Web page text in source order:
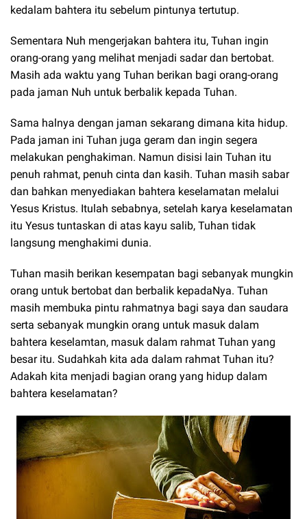
kedalam bahtera itu sebelum pintunya tertutup.
Sementara Nuh mengerjakan bahtera itu, Tuhan ingin
orang-orang yang melihat menjadi sadar dan bertobat.
Masih ada waktu yang Tuhan berikan bagi orang-orang
pada jaman Nuh untuk berbalik kepada Tuhan.
Sama halnya dengan jaman sekarang dimana kita hidup.
Pada jaman ini Tuhan juga geram dan ingin segera
melakukan penghakiman. Namun disisi lain Tuhan itu
penuh rahmat, penuh cinta dan kasih. Tuhan masih sabar
dan bahkan menyediakan bahtera keselamatan melalui
Yesus Kristus. Itulah sebabnya, setelah karya keselamatan
itu Yesus tuntaskan di atas kayu salib, Tuhan tidak
langsung menghakimi dunia.
Tuhan masih berikan kesempatan bagi sebanyak mungkin
orang untuk bertobat dan berbalik kepadaNya. Tuhan
masih membuka pintu rahmatnya bagi saya dan saudara
serta sebanyak mungkin orang untuk masuk dalam
bahtera keselamtan, masuk dalam rahmat Tuhan yang
besar itu. Sudahkah kita ada dalam rahmat Tuhan itu?
Adakah kita menjadi bagian orang yang hidup dalam
bahtera keselamatan?